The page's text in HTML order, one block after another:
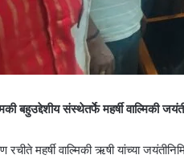
बहुउद्देशीय संस्थेतर्फे महर्षी वाल्मिकी
रचीते महर्षी वाल्मिकी ऋषी यांच्या